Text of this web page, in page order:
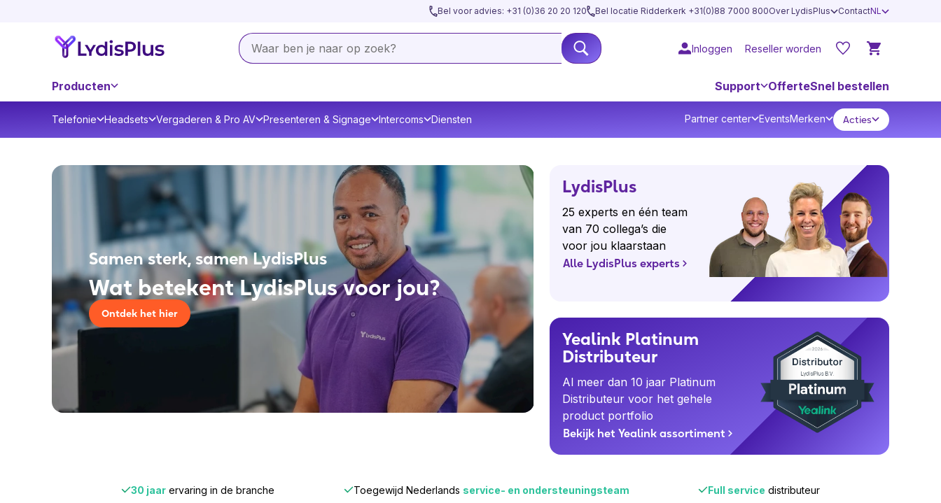
Bel voor advies: +31 (0)36 20 20 120 Bel locatie Ridderkerk +31(0)88 7000 800Over LydisPlus ContactNL
Inloggen Reseller worden
Producten Support OfferteSnel bestellen
Telefonie Headsets Vergaderen & Pro AV Presenteren & Signage Intercoms Diensten Partner center EventsMerken Acties
Samen sterk, samen LydisPlus
Wat betekent LydisPlus voor jou?
Ontdek het hier
LydisPlus
25 experts en één team
van 70 collega’s die
voor jou klaarstaan
Alle LydisPlus experts
Yealink Platinum
Distributeur
Al meer dan 10 jaar Platinum
Distributeur voor het gehele
product portfolio
Bekijk het Yealink assortiment
30 jaarervaring in de branche Toegewijd Nederlands service- en ondersteuningsteam Full service distributeur